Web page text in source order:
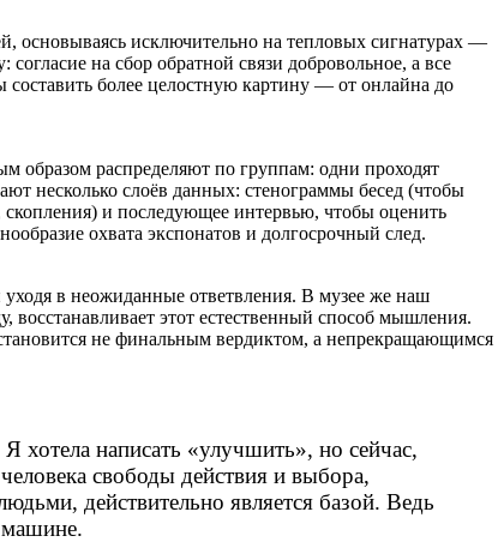
основываясь исключительно на тепловых сигнатурах —
на сбор обратной связи добровольное, а все
составить более целостную картину — от онлайна до
образом распределяют по группам: одни проходят
несколько слоёв данных: стенограммы бесед (чтобы
скопления) и последующее интервью, чтобы оценить
охвата экспонатов и долгосрочный след.
в неожиданные ответвления. В музее же наш
этот естественный способ мышления.
не финальным вердиктом, а непрекращающимся
хотела написать «улучшить», но сейчас,
свободы действия и выбора,
действительно является базой. Ведь
машине.